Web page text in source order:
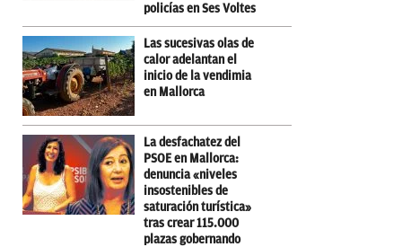
policías en Ses Voltes
Las sucesivas olas de
calor adelantan el
inicio de la vendimia
en Mallorca
La desfachatez del
PSOE en Mallorca:
denuncia «niveles
insostenibles de
saturación turística»
tras crear 115.000
plazas gobernando